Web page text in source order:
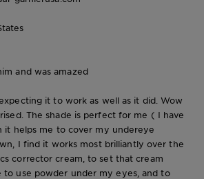
and was amazed
it to work as well as it did. Wow
The shade is perfect for me ( I have
it helps me to cover my undereye
I find it works most brilliantly over the
corrector cream, to set that cream
use powder under my eyes, and to